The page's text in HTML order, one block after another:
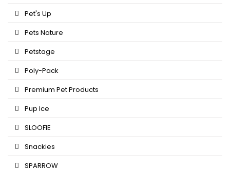
Pet's Up
Pets Nature
Petstage
Poly-Pack
Premium Pet Products
Pup Ice
SLOOFIE
Snackies
SPARROW